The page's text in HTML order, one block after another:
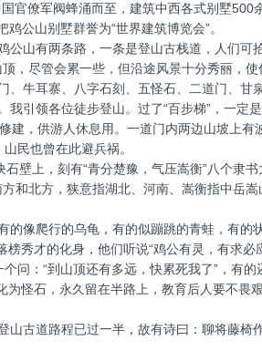
官僚军阀蜂涌而至，建筑中西各式别墅500
公山别墅群誉为“世界建筑博览会”。
山有两条路，一条是登山古栈道，人们可
，尽管会累一些，但沿途风景十分秀丽，使
牛耳寨、八字石刻、五怪石、二道门、甘
引领各位徒步登山。过了“百步梯”，一定
，供游人休息用。一道门内两边山坡上有
民也曾在此避兵祸。
壁上，刻有“青分楚豫，气压嵩衡”八个隶
和北方，狭意指湖北、河南、嵩衡指中岳
像爬行的乌龟，有的似蹦跳的青蛙，有的
秀才的化身，他们听说“鸡公有灵，有求
问：“到山顶还有多远，快累死我了”，有
怪石，永久留在半路上，教育后人要不畏
古道路程已过一半，故有诗曰：聊将藤椅